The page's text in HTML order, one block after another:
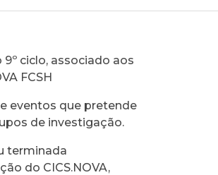
ciclo, associado aos
FCSH
eventos que pretende
de investigação.
terminada
do CICS.NOVA,